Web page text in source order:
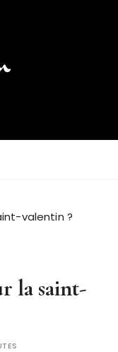
valentin ?
la saint-